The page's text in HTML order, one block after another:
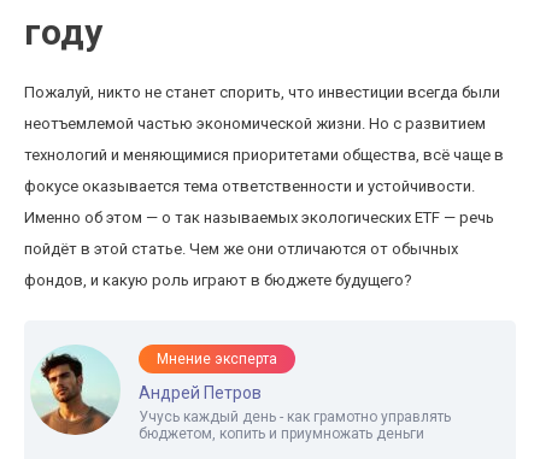
году
Пожалуй, никто не станет спорить, что инвестиции всегда были
неотъемлемой частью экономической жизни. Но с развитием
технологий и меняющимися приоритетами общества, всё чаще в
фокусе оказывается тема ответственности и устойчивости.
Именно об этом — о так называемых экологических ETF — речь
пойдёт в этой статье. Чем же они отличаются от обычных
фондов, и какую роль играют в бюджете будущего?
Мнение эксперта
Андрей Петров
Учусь каждый день - как грамотно управлять
бюджетом, копить и приумножать деньги